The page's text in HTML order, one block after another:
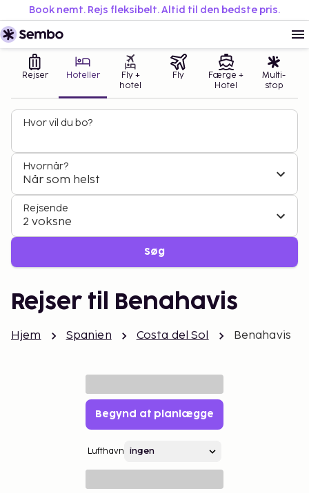
Book nemt. Rejs fleksibelt. Altid til den bedste pris.
Rejser Hoteller
Fly +
hotel
Fly
Færge +
Hotel
Multi-
stop
Hvor vil du bo?
Hvornår?
Når som helst
Rejsende
2 voksne
Søg
Rejser til Benahavis
Hjem Spanien Costa del Sol Benahavis
Begynd at planlægge
Lufthavn